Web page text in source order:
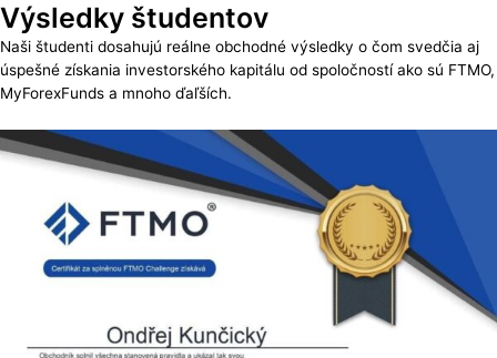
Výsledky študentov
Naši študenti dosahujú reálne obchodné výsledky o čom svedčia aj
úspešné získania investorského kapitálu od spoločností ako sú FTMO,
MyForexFunds a mnoho ďaľších.